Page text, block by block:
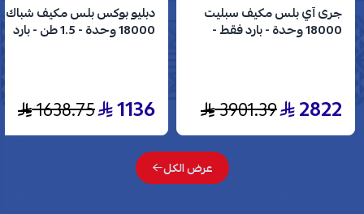
جرى آي بلس مكيف سبليت
18000 وحدة - بارد فقط -
2822
3901.39
دبليو بوكس بلس مكيف شباك
18000 وحدة - 1.5 طن - بارد
1136
1638.75
عرض الكل